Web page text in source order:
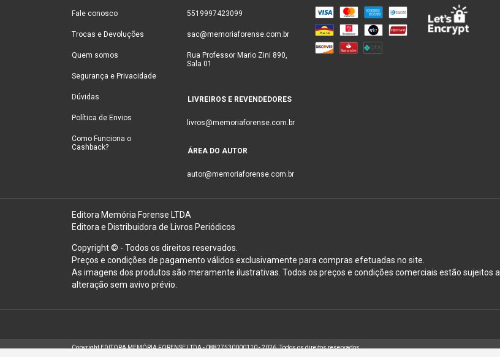
Fale conosco
Trocas e Devoluções
Quem somos
Segurança e Privacidade
Dúvidas
Política de Envios
Como Funciona o
Cashback?
5519997423099
sac@memoriaforense.com.br
Rua Professor Mario Zini 890,
Sala 01
LIVREIROS E REVENDEDORES
livros@memoriaforense.com.br
ÁREA DO AUTOR
autor@memoriaforense.com.br
Editora Memória Forense LTDA
Editora e Distribuidora de Livros Periódicos
Copyright © - Todos os direitos reservados.
Preços e condições de pagamento válidos exclusivamente para compras efetuadas no site.
As imagens dos produtos são meramente ilustrativas. Todos os preços e condições comerciais estão sujeitos a
alteração sem avivo prévio.
Copyright EDITORA MEMÓRIA FORENSE LTDA - 08827530000110 - 2026. Todos os direitos reservados.